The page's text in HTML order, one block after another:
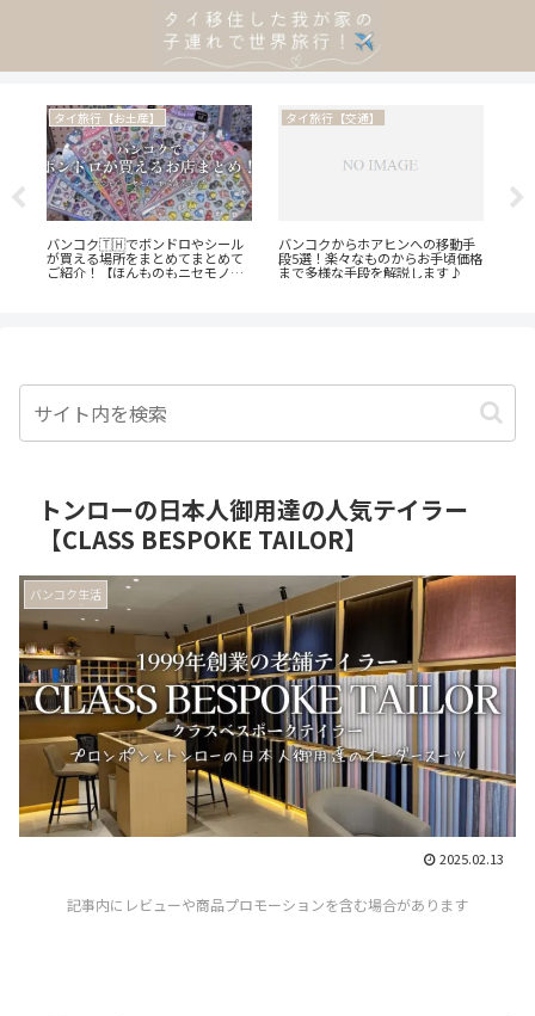
タイ旅行【観光地・街歩き】
ダムヌンサドゥアック水上マーケ
ットに行ってみた！自力で行く方
法、ツアーで行く方法、ぼったく
タイ旅行【お土産】
【個包装のタイ土産！】職場や大
人数向けにぴったりの個包装のお
菓子をご紹介します♪
トンローの日本人御用達の人気テイラー
【CLASS BESPOKE TAILOR】
バンコク生活
2025.02.13
記事内にレビューや商品プロモーションを含む場合があります